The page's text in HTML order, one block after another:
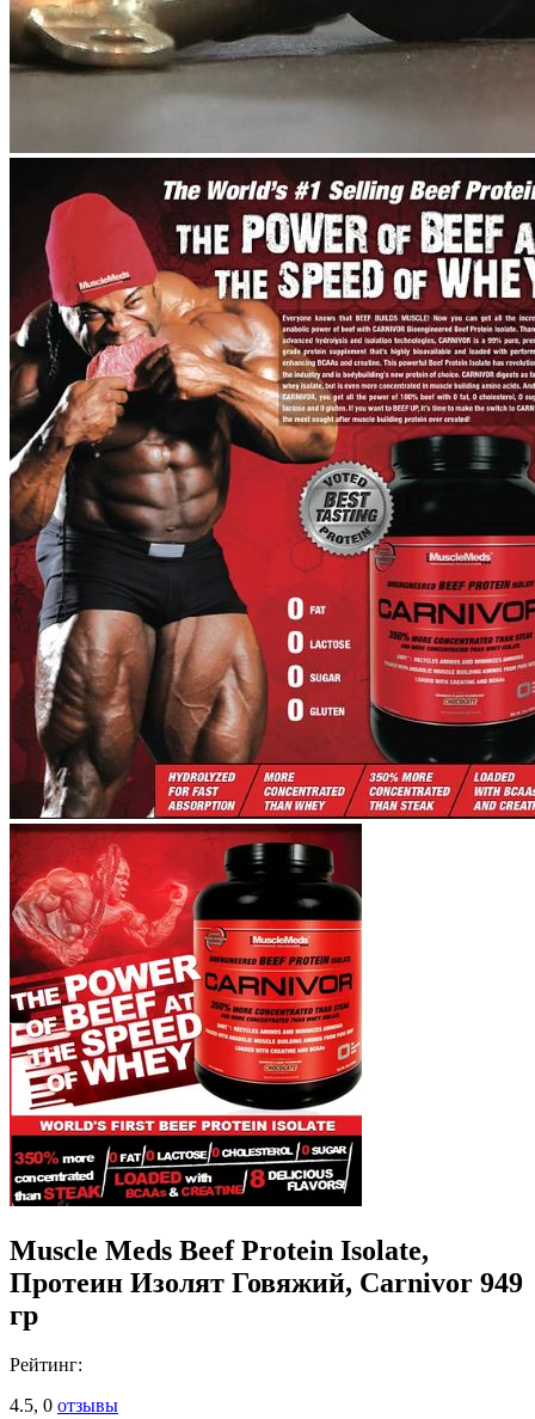
Muscle Meds Beef Protein Isolate,
Протеин Изолят Говяжий, Carnivor 949
гр
Рейтинг:
4.5, 0 отзывы